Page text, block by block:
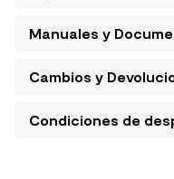
Manuales y
Cambios y
Condiciones de